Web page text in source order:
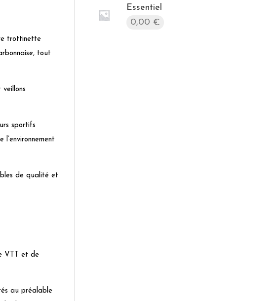
trottinette
tout
sportifs
de qualité et
VTT et de
au préalable
Essentiel
0,00 €